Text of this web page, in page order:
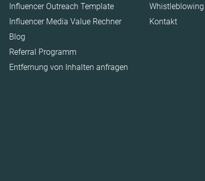
Influencer Outreach Template
Influencer Media Value Rechner
Blog
Referral Programm
Entfernung von Inhalten anfragen
Whistleblowing
Kontakt